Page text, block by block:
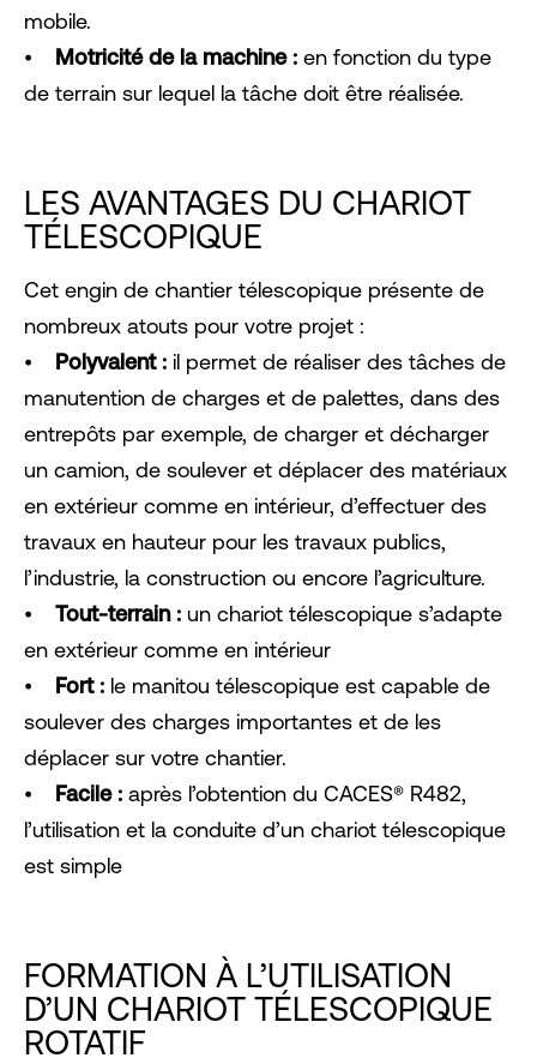
mobile.
⦁ Motricité de la machine : en fonction du type
de terrain sur lequel la tâche doit être réalisée.
LES AVANTAGES DU CHARIOT
TÉLESCOPIQUE
Cet engin de chantier télescopique présente de
nombreux atouts pour votre projet :
⦁ Polyvalent : il permet de réaliser des tâches de
manutention de charges et de palettes, dans des
entrepôts par exemple, de charger et décharger
un camion, de soulever et déplacer des matériaux
en extérieur comme en intérieur, d’effectuer des
travaux en hauteur pour les travaux publics,
l’industrie, la construction ou encore l’agriculture.
⦁ Tout-terrain : un chariot télescopique s’adapte
en extérieur comme en intérieur
⦁ Fort : le manitou télescopique est capable de
soulever des charges importantes et de les
déplacer sur votre chantier.
⦁ Facile : après l’obtention du CACES® R482,
l’utilisation et la conduite d’un chariot télescopique
est simple
FORMATION À L’UTILISATION
D’UN CHARIOT TÉLESCOPIQUE
ROTATIF